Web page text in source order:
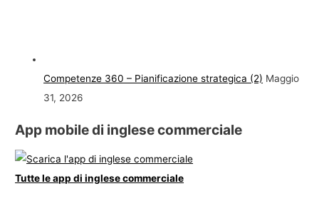
Competenze 360 – Pianificazione strategica (2) Maggio
31, 2026
App mobile di inglese commerciale
Tutte le app di inglese commerciale